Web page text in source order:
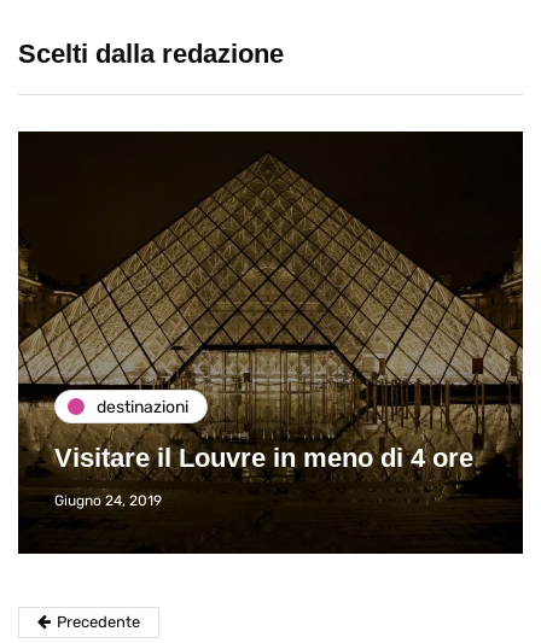
Scelti dalla redazione
destinazioni
Visitare il Louvre in meno di 4 ore
Giugno 24, 2019
Precedente